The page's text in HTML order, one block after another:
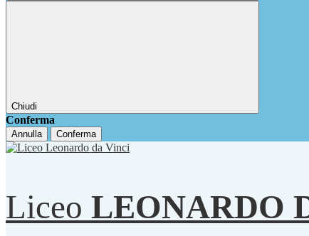
Chiudi
Conferma
Annulla Conferma
Liceo LEONARDO